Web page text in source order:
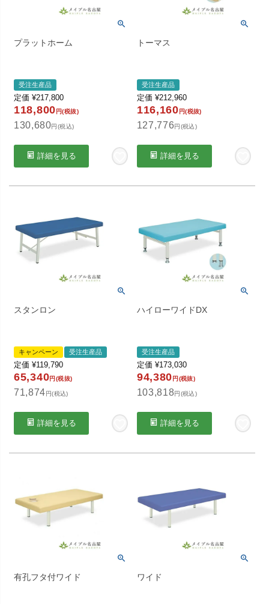
プラットホーム
受注生産品
定価 ¥217,800
118,800 円(税抜)
130,680円(税込)
詳細を見る
トーマス
受注生産品
定価 ¥212,960
116,160 円(税抜)
127,776 円(税込)
詳細を見る
スタンロン
キャンペーン 受注生産品
定価 ¥119,790
65,340円(税抜)
71,874 円(税込)
詳細を見る
ハイローワイドDX
受注生産品
定価 ¥173,030
94,380 円(税抜)
103,818円(税込)
詳細を見る
有孔フタ付ワイド ワイド